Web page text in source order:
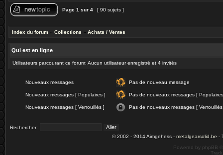
Page 1 sur 4 [ 90 sujets ]
Index du forum » Collections » Achats / Ventes
Qui est en ligne
Utilisateurs parcourant ce forum: Aucun utilisateur enregistré et 4 invités
Nouveaux messages Pas de nouveau message
Nouveaux messages [ Populaires ] Pas de nouveaux messages [
Nouveaux messages [ Verrouillés ] Pas de nouveaux messages [
Rechercher:
© 2002 - 2014 Aimgehess - metalgearsolid.be -
Powered by phpBB